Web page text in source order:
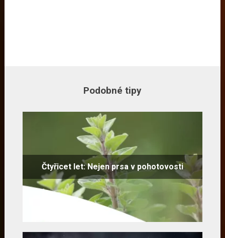
Podobné tipy
Čtyřicet let: Nejen prsa v pohotovosti